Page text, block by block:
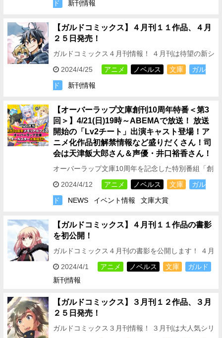
月…
ド 新刊情報
【ガルドコミックス】４月刊１１作品、４月
２５日発売！
ガルドコミックス４月刊情報！ ４月刊は待望の新シ
リーズ２作品のほか、 アンソロジー１作品と 大人
気シリーズ８作品の続刊が登場！！ TVアニメ化
が…
2024/4/25 アニメ ノベルス 文庫
ガル
ド
新刊情報
【オーバーラップ文庫創刊10周年特番＜第3
回＞】4/21(日)19時～ABEMAで放送！ 放送
開始の「Lv2チート」出演キャスト登場！ア
ニメ化作品初解禁情報など盛りだくさん！司
会は天津飯大郎さん＆声優・井口裕香さん！
オーバーラップ文庫10周年を記念した特別番組「創
刊10周年メモリアルフェス！オーバーラップ文庫オ
ールスター大集結SP」第3弾がABEMAで生放送決
定！ こ…
2024/4/12 アニメ ノベルス 文庫
ガル
ド
NEWS イベント情報 文庫大賞
【ガルドコミックス】４月刊１１作品の書影
を初公開！
ガルドコミックス４月刊の書影を公開します！ ４月
刊は待望の新シリーズ２作品のほか、 アンソロジー
１作品と 大人気シリーズ８作品の続刊が登場！！
…
2024/4/1 アニメ ノベルス 文庫
ガルド
新刊情報
【ガルドコミックス】３月刊１２作品、３月
２５日発売！
ガルドコミックス３月刊情報！ ３月刊は大人気シリ